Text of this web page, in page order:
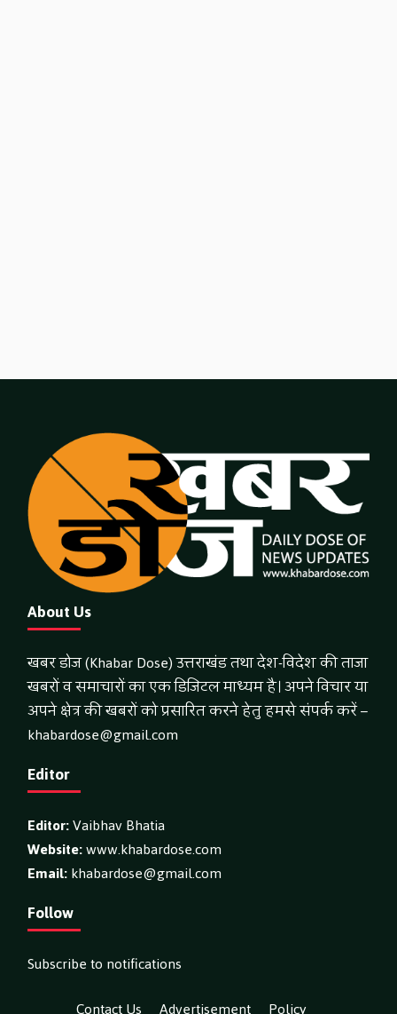
About Us
खबर डोज (Khabar Dose) उत्तराखंड तथा देश-विदेश की ताजा
खबरों व समाचारों का एक डिजिटल माध्यम है। अपने विचार या
अपने क्षेत्र की खबरों को प्रसारित करने हेतु हमसे संपर्क करें –
khabardose@gmail.com
Editor
Editor:Vaibhav Bhatia
Website:www.khabardose.com
Email:khabardose@gmail.com
Follow
Subscribe to notifications